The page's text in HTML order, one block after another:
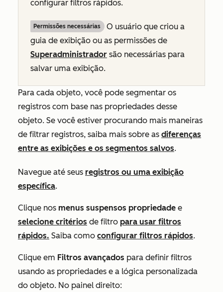
configurar filtros rápidos.
Permissões necessárias
O usuário que criou a
guia de exibição ou as permissões de
Superadministrador são necessárias para
salvar uma exibição.
Para cada objeto, você pode segmentar os
registros com base nas propriedades desse
objeto. Se você estiver procurando mais maneiras
de filtrar registros, saiba mais sobre as diferenças
entre as exibições e os segmentos salvos.
Navegue até seus registros ou uma exibição
específica.
Clique nos menus suspensos propriedade e
selecione critérios de filtro para usar filtros
rápidos. Saiba como configurar filtros rápidos.
Clique em Filtros avançados para definir filtros
usando as propriedades e a lógica personalizada
do objeto. No painel direito: